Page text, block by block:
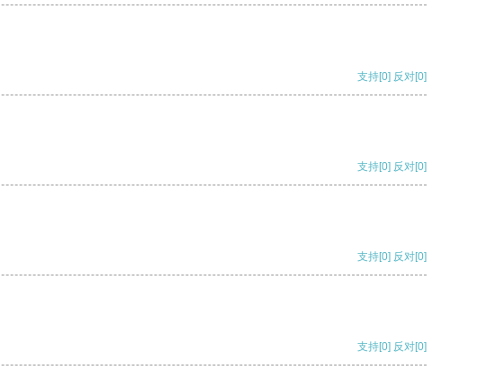
支持[0] 反对[0]
支持[0] 反对[0]
支持[0] 反对[0]
支持[0] 反对[0]